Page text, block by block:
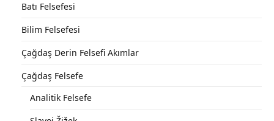
Batı Felsefesi
Bilim Felsefesi
Çağdaş Derin Felsefi Akımlar
Çağdaş Felsefe
Analitik Felsefe